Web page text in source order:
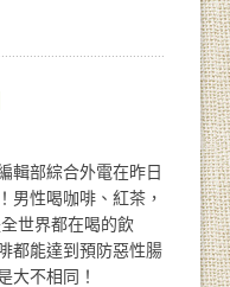
輯部綜合外電在昨日
男性喝咖啡、紅茶，
世界都在喝的飲
都能達到預防惡性腸
大不相同！